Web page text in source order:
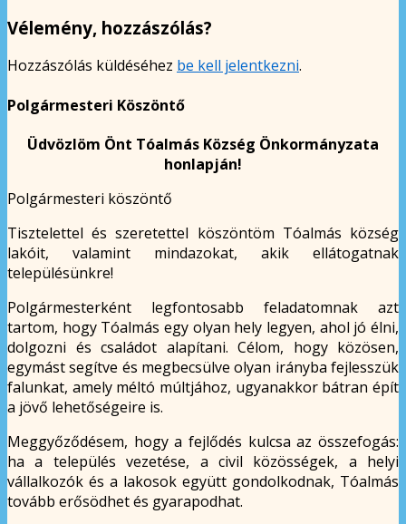
Vélemény, hozzászólás?
Hozzászólás küldéséhez be kell jelentkezni.
Polgármesteri Köszöntő
Üdvözlöm Önt Tóalmás Község Önkormányzata
honlapján!
Polgármesteri köszöntő
Tisztelettel és szeretettel köszöntöm Tóalmás község
lakóit, valamint mindazokat, akik ellátogatnak
településünkre!
Polgármesterként legfontosabb feladatomnak azt
tartom, hogy Tóalmás egy olyan hely legyen, ahol jó élni,
dolgozni és családot alapítani. Célom, hogy közösen,
egymást segítve és megbecsülve olyan irányba fejlesszük
falunkat, amely méltó múltjához, ugyanakkor bátran épít
a jövő lehetőségeire is.
Meggyőződésem, hogy a fejlődés kulcsa az összefogás:
ha a település vezetése, a civil közösségek, a helyi
vállalkozók és a lakosok együtt gondolkodnak, Tóalmás
tovább erősödhet és gyarapodhat.